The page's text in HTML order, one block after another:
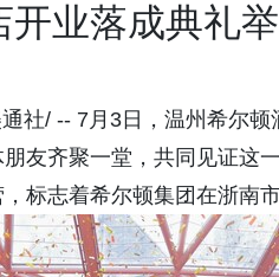
开业落成典礼
社/ -- 7月3日，温州希尔
友齐聚一堂，共同见证这
标志着希尔顿集团在浙南